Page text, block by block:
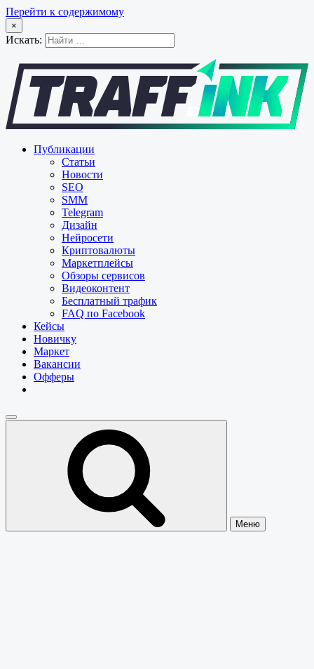
Перейти к содержимому
×
Искать:
Публикации
Статьи
Новости
SEO
SMM
Telegram
Дизайн
Нейросети
Криптовалюты
Маркетплейсы
Обзоры сервисов
Видеоконтент
Бесплатный трафик
FAQ по Facebook
Кейсы
Новичку
Маркет
Вакансии
Офферы
Меню